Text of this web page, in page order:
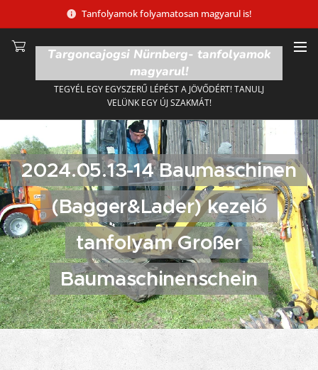
Tanfolyamok folyamatosan magyarul is!
Targoncajogsi Nürnberg- tanfolyamok
magyarul!
TEGYÉL EGY EGYSZERŰ LÉPÉST A JÖVŐDÉRT! TANULJ
VELÜNK EGY ÚJ SZAKMÁT!
2024.05.13-14 Baumaschinen
(Bagger&Lader) kezelő
tanfolyam Großer
Baumaschinenschein